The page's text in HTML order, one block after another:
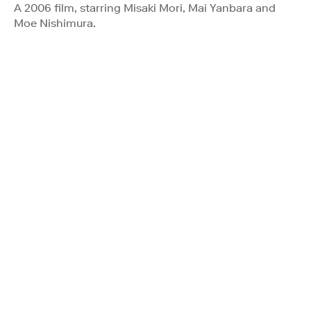
A 2006 film, starring Misaki Mori, Mai Yanbara and
Moe Nishimura.